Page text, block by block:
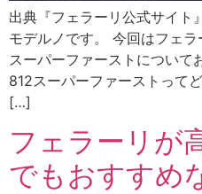
出典『フェラーリ公式サイト
モデルノです。 今回はフェ
スーパーファーストについて
812スーパーファーストって
[…]
フェラーリが
でもおすすめ